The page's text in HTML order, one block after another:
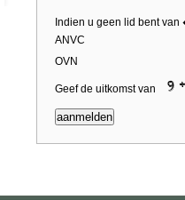
Indien u geen lid bent
ANVC
OVN
Geef de uitkomst van